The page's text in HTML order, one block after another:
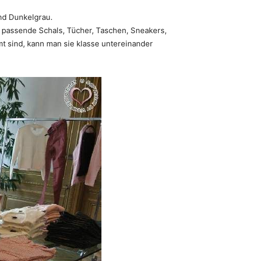
Dunkelgrau.
Schals, Tücher, Taschen, Sneakers,
sind, kann man sie klasse untereinander